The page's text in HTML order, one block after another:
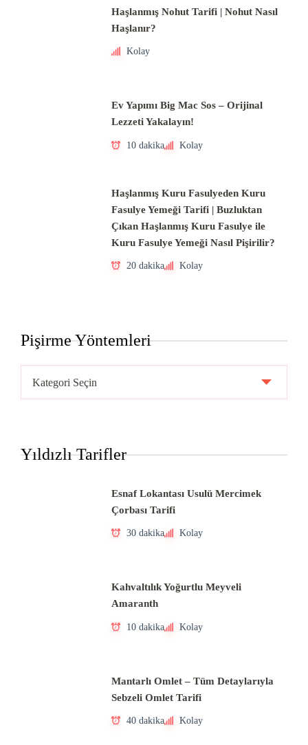
Haşlanmış Nohut Tarifi | Nohut Nasıl
Haşlanır?
Kolay
Ev Yapımı Big Mac Sos – Orijinal
Lezzeti Yakalayın!
10 dakika Kolay
Haşlanmış Kuru Fasulyeden Kuru
Fasulye Yemeği Tarifi | Buzluktan
Çıkan Haşlanmış Kuru Fasulye ile
Kuru Fasulye Yemeği Nasıl Pişirilir?
20 dakika Kolay
Pişirme Yöntemleri
Yöntemleri
Yıldızlı Tarifler
Esnaf Lokantası Usulü Mercimek
Çorbası Tarifi
30 dakika Kolay
Kahvaltılık Yoğurtlu Meyveli
Amaranth
10 dakika Kolay
Mantarlı Omlet – Tüm Detaylarıyla
Sebzeli Omlet Tarifi
40 dakika Kolay